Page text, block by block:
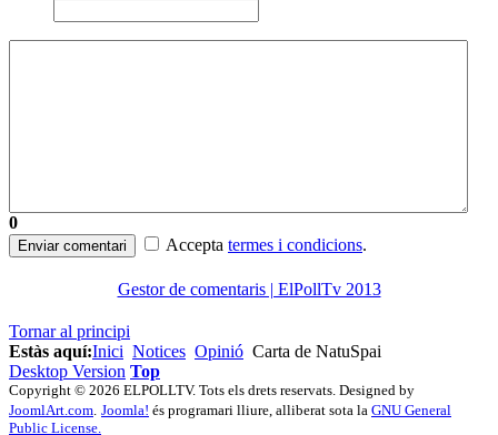
0
Enviar comentari Accepta termes i condicions.
Gestor de comentaris | ElPollTv 2013
Tornar al principi
Estàs aquí:Inici Notices Opinió Carta de NatuSpai
Desktop Version Top
Copyright © 2026 ELPOLLTV. Tots els drets reservats. Designed by
JoomlArt.com. Joomla! és programari lliure, alliberat sota la GNU General
Public License.